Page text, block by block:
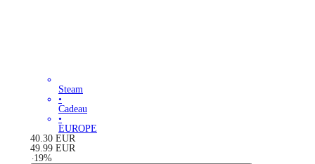
Steam
•
Cadeau
•
EUROPE
40.30 EUR
49.99 EUR
-19%